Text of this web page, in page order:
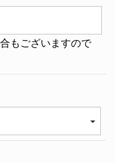
もございますので